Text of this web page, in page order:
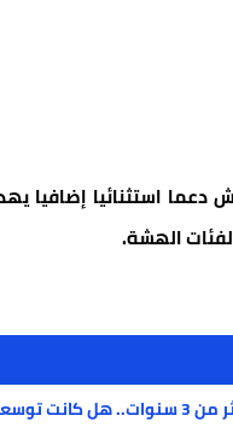
استثنائيا إضافيا
الهشة.
الحالي؟